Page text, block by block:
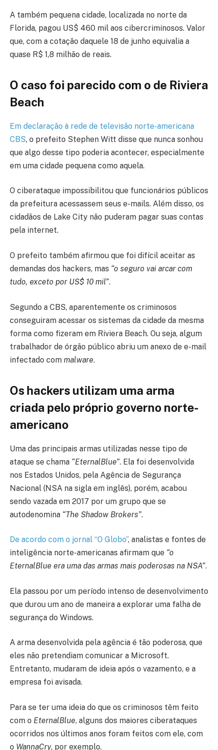
A também pequena cidade, localizada no norte da
Florida, pagou US$ 460 mil aos cibercriminosos. Valor
que, com a cotação daquele 18 de junho equivalia a
quase R$ 1,8 milhão de reais.
O caso foi parecido com o de Riviera
Beach
Em declaração à rede de televisão norte-americana
CBS, o prefeito Stephen Witt disse que nunca sonhou
que algo desse tipo poderia acontecer, especialmente
em uma cidade pequena como aquela.
O ciberataque impossibilitou que funcionários públicos
da prefeitura acessassem seus e-mails. Além disso, os
cidadãos de Lake City não puderam pagar suas contas
pela internet.
O prefeito também afirmou que foi difícil aceitar as
demandas dos hackers, mas “o seguro vai arcar com
tudo, exceto por US$ 10 mil”.
Segundo a CBS, aparentemente os criminosos
conseguiram acessar os sistemas da cidade da mesma
forma como fizeram em Riviera Beach. Ou seja, algum
trabalhador de órgão público abriu um anexo de e-mail
infectado com malware.
Os hackers utilizam uma arma
criada pelo próprio governo norte-
americano
Uma das principais armas utilizadas nesse tipo de
ataque se chama “EternalBlue”. Ela foi desenvolvida
nos Estados Unidos, pela Agência de Segurança
Nacional (NSA na sigla em inglês), porém, acabou
sendo vazada em 2017 por um grupo que se
autodenomina “The Shadow Brokers”.
De acordo com o jornal “O Globo”, analistas e fontes de
inteligência norte-americanas afirmam que “o
EternalBlue era uma das armas mais poderosas na NSA”.
Ela passou por um período intenso de desenvolvimento
que durou um ano de maneira a explorar uma falha de
segurança do Windows.
A arma desenvolvida pela agência é tão poderosa, que
eles não pretendiam comunicar a Microsoft.
Entretanto, mudaram de ideia após o vazamento, e a
empresa foi avisada.
Para se ter uma ideia do que os criminosos têm feito
com o EternalBlue, alguns dos maiores ciberataques
ocorridos nos últimos anos foram feitos com ele, com
o WannaCry, por exemplo.